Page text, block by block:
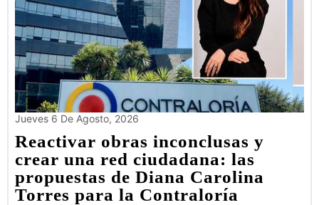
Jueves 6 De Agosto, 2026
Reactivar obras inconclusas y
crear una red ciudadana: las
propuestas de Diana Carolina
Torres para la Contraloría